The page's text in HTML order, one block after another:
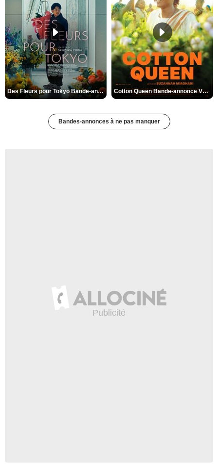
Des Fleurs pour Tokyo Bande-annonce VO STFR Cotton Queen Bande-annonce VO STFR
Bandes-annonces à ne pas manquer